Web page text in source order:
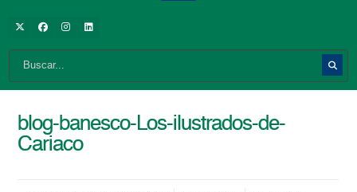
blog-banesco-Los-ilustrados-de-
Cariaco